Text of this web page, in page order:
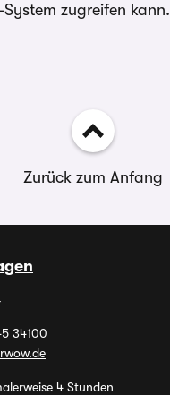
zugreifen kann.
Zurück zum Anfang
34100
4 Stunden